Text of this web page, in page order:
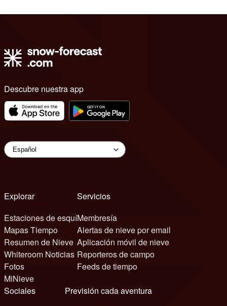
Descubre nuestra app
Explorar
Estaciones de esquí
Mapas Tiempo
Resumen de Nieve
Whiteroom Noticias
Fotos
MiNieve
Servicios
Membresía
Alertas de nieve por email
Aplicación móvil de nieve
Reporteros de campo
Feeds de tiempo
Sociales
Previsión cada aventura